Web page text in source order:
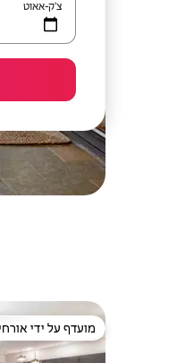
צ'ק-אאוט
מועדף על ידי
מועדף על ידי